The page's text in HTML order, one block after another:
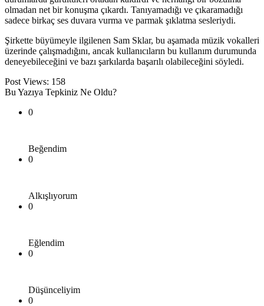
olmadan net bir konuşma çıkardı. Tanıyamadığı ve çıkaramadığı
sadece birkaç ses duvara vurma ve parmak şıklatma sesleriydi.
Şirkette büyümeyle ilgilenen Sam Sklar, bu aşamada müzik vokalleri
üzerinde çalışmadığını, ancak kullanıcıların bu kullanım durumunda
deneyebileceğini ve bazı şarkılarda başarılı olabileceğini söyledi.
Post Views: 158
Bu Yazıya Tepkiniz Ne Oldu?
0
Beğendim
0
Alkışlıyorum
0
Eğlendim
0
Düşünceliyim
0